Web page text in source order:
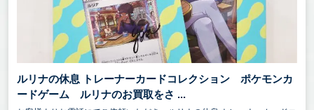
ルリナの休息 トレーナーカードコレクション ポケモンカ
ードゲーム ルリナのお買取をさ ...